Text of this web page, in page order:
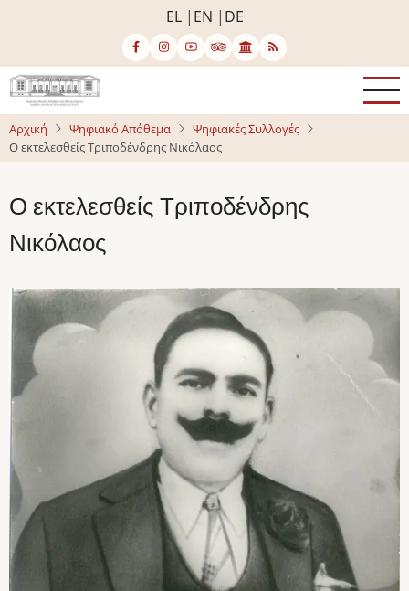
κυρίως
περιεχόμενο
EL EN DE
Αρχική Ψηφιακό Απόθεμα
Ψηφιακές Συλλογές
Ο εκτελεσθείς Τριποδένδρης Νικόλαος
Ο εκτελεσθείς Τριποδένδρης
Νικόλαος
Image